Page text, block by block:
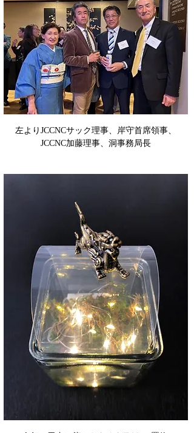
左よりJCCNCサック理事、岸守首席領事、
JCCNC加藤理事、洞事務局長